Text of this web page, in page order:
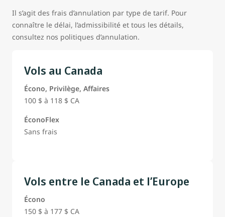
Il s’agit des frais d’annulation par type de tarif. Pour
connaître le délai, l’admissibilité et tous les détails,
consultez nos politiques d’annulation.
Vols au Canada
Écono, Privilège, Affaires
100 $ à 118 $ CA
ÉconoFlex
Sans frais
Vols entre le Canada et l’Europe
Écono
150 $ à 177 $ CA